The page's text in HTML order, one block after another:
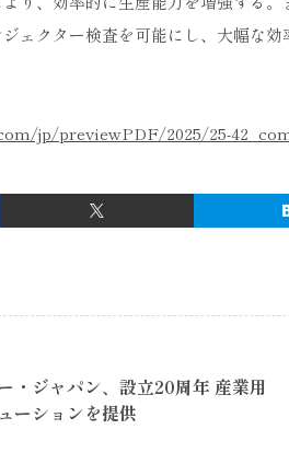
ェクター検査を可能にし、大幅な
jp/previewPDF/2025/25-
・ジャパン、設立20周年 産業用
ーションを提供